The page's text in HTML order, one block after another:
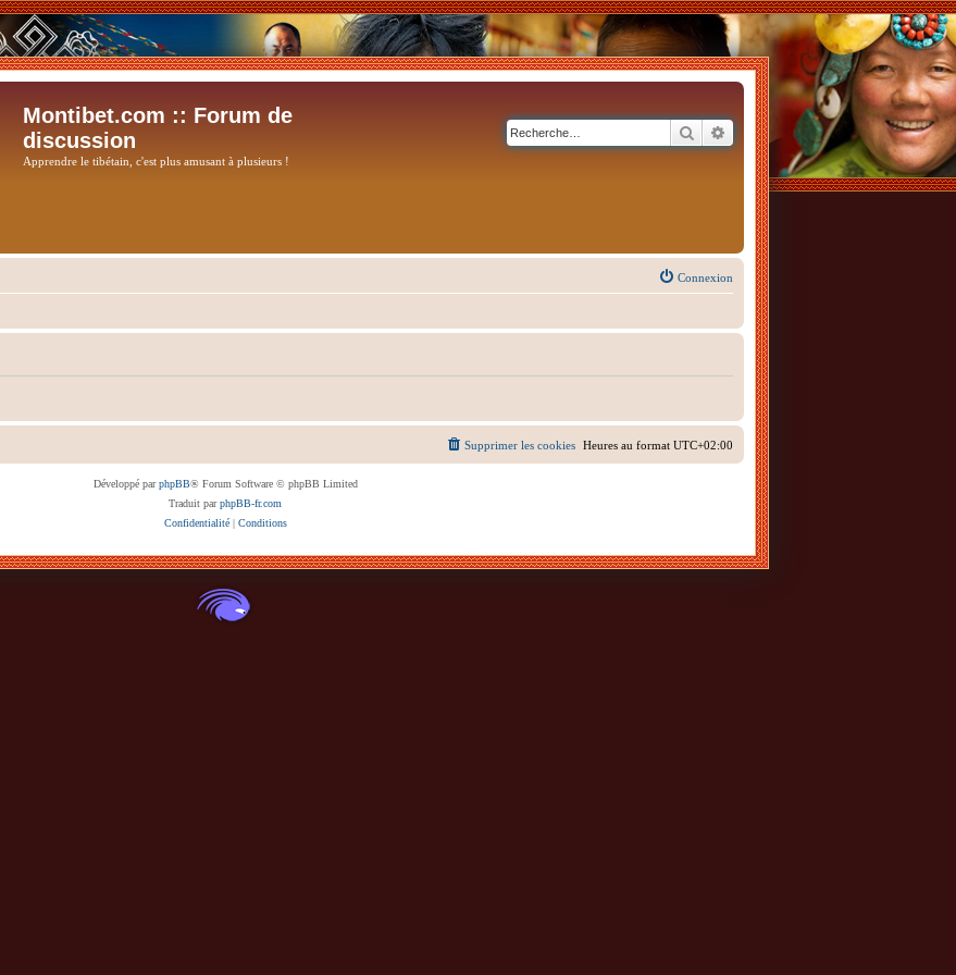
Montibet.com :: Forum de
discussion
Apprendre le tibétain, c'est plus amusant à plusieurs !
RechercherRecherche avancée
Connexion
Heures au format UTC+02:00
Supprimer les cookies
Développé parphpBB® Forum Software © phpBB Limited
Traduit parphpBB-fr.com
Confidentialité| Conditions